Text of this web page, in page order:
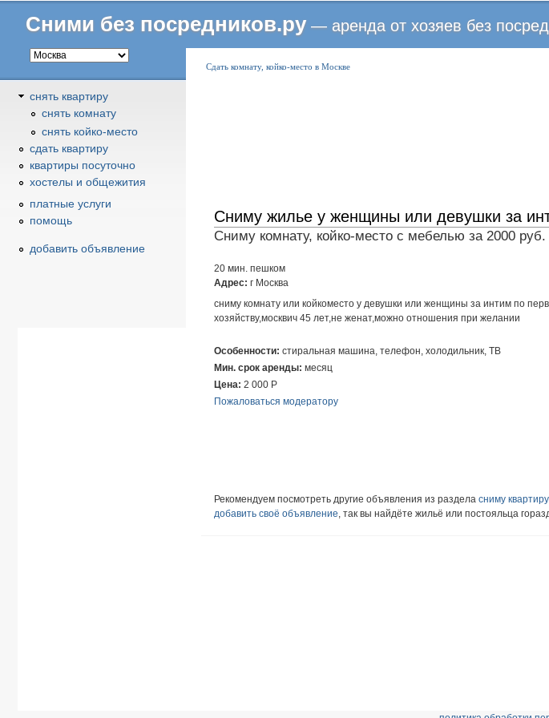
к
основному
Сними без посредников.ру — аренда от хозяев без
В
Сдать комнату, койко-место в Москве
Сниму жилье у женщины или девушки за
Сниму комнату, койко-место с мебелью за 2000
20 мин. пешком
Адрес: г Москва
сниму комнату или койкоместо у девушки или женщины за интим по
хозяйству,москвич 45 лет,не женат,можно отношения при желании
Особенности: стиральная машина, телефон, холодильник, ТВ
Мин. срок аренды: месяц
Цена: 2 000 Р
Пожаловаться модератору
Рекомендуем посмотреть другие объявления из раздела сниму
добавить своё объявление , так вы найдёте жильё или постояльца
снять квартиру
снять комнату
снять койко-место
cдать квартиру
квартиры посуточно
хостелы и общежития
платные услуги
помощь
добавить объявление